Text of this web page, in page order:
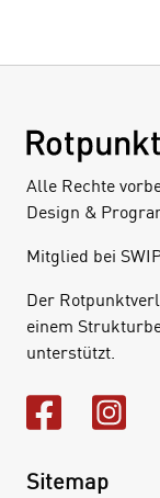
Alle Rechte
Design &
Mitglied bei
Der
einem
unterstützt.
Sitemap